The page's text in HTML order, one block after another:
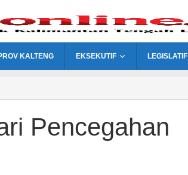
KALTENG EKSEKUTIF LEGISLATIF
Pencegahan